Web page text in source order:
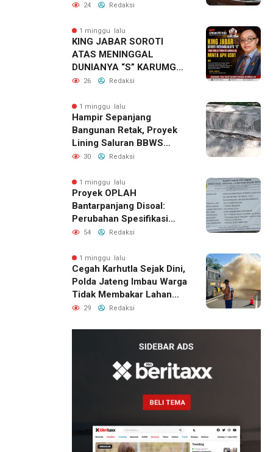
Konsolidasikan Langkah
dan Karhutla
24 Redaksi
1 minggu lalu
KING JABAR SOROTI
ATAS MENINGGAL
DUNIANYA “S” KARUMGA
EKS JAMPIDSUS.
26 Redaksi
1 minggu lalu
Hampir Sepanjang
Bangunan Retak, Proyek
Lining Saluran BBWS
Citanduy di Desa Bumireja
30 Redaksi
1 minggu lalu
Proyek OPLAH
Bantarpanjang Disoal:
Perubahan Spesifikasi
Saluran Irigasi Diduga
54 Redaksi
1 minggu lalu
Cegah Karhutla Sejak Dini,
Polda Jateng Imbau Warga
Tidak Membakar Lahan
dan Segera Laporkan Titik
29 Redaksi